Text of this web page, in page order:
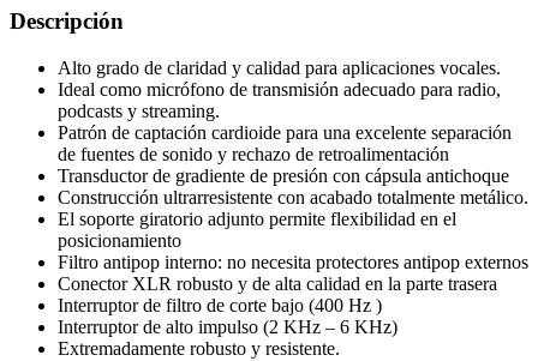
Descripción
Alto grado de claridad y calidad para aplicaciones vocales.
Ideal como micrófono de transmisión adecuado para radio,
podcasts y streaming.
Patrón de captación cardioide para una excelente separación
de fuentes de sonido y rechazo de retroalimentación
Transductor de gradiente de presión con cápsula antichoque
Construcción ultrarresistente con acabado totalmente metálico.
El soporte giratorio adjunto permite flexibilidad en el
posicionamiento
Filtro antipop interno: no necesita protectores antipop externos
Conector XLR robusto y de alta calidad en la parte trasera
Interruptor de filtro de corte bajo (400 Hz )
Interruptor de alto impulso (2 KHz – 6 KHz)
Extremadamente robusto y resistente.